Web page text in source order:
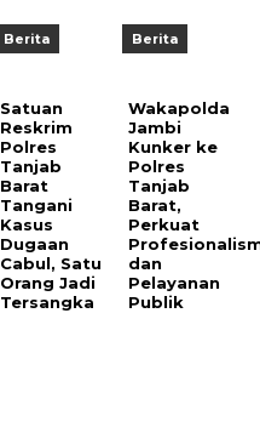
Berita
Satuan
Reskrim
Polres
Tanjab
Barat
Tangani
Kasus
Dugaan
Cabul, Satu
Orang Jadi
Tersangka
Berita
Wakapolda
Jambi
Kunker ke
Polres
Tanjab
Barat,
Perkuat
dan
Pelayanan
Publik